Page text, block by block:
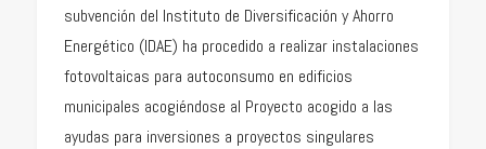
subvención del Instituto de Diversificación y Ahorro
Energético (IDAE) ha procedido a realizar instalaciones
fotovoltaicas para autoconsumo en edificios
municipales acogiéndose al Proyecto acogido a las
ayudas para inversiones a proyectos singulares